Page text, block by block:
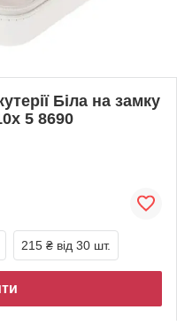
Біла на замку
5 8690
215 ₴ від 30 шт.